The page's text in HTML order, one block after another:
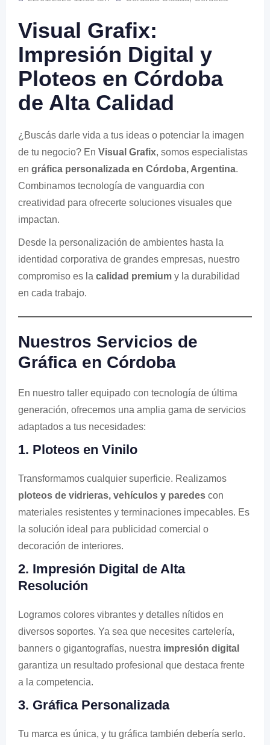
Visual Grafix:
Impresión Digital y
Ploteos en Córdoba
de Alta Calidad
¿Buscás darle vida a tus ideas o potenciar la imagen
de tu negocio? En Visual Grafix, somos especialistas
en gráfica personalizada en Córdoba, Argentina.
Combinamos tecnología de vanguardia con
creatividad para ofrecerte soluciones visuales que
impactan.
Desde la personalización de ambientes hasta la
identidad corporativa de grandes empresas, nuestro
compromiso es la calidad premium y la durabilidad
en cada trabajo.
Nuestros Servicios de
Gráfica en Córdoba
En nuestro taller equipado con tecnología de última
generación, ofrecemos una amplia gama de servicios
adaptados a tus necesidades:
1. Ploteos en Vinilo
Transformamos cualquier superficie. Realizamos
ploteos de vidrieras, vehículos y paredes con
materiales resistentes y terminaciones impecables. Es
la solución ideal para publicidad comercial o
decoración de interiores.
2. Impresión Digital de Alta
Resolución
Logramos colores vibrantes y detalles nítidos en
diversos soportes. Ya sea que necesites cartelería,
banners o gigantografías, nuestra impresión digital
garantiza un resultado profesional que destaca frente
a la competencia.
3. Gráfica Personalizada
Tu marca es única, y tu gráfica también debería serlo.